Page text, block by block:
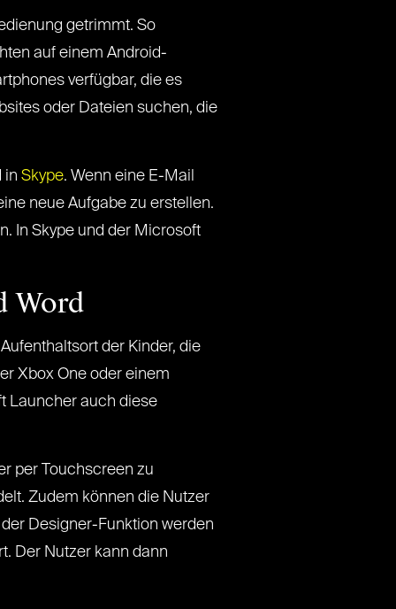
getrimmt. So
auf einem Android-
verfügbar, die es
oder Dateien suchen, die
in Skype. Wenn eine E-Mail
neue Aufgabe zu erstellen.
In Skype und der Microsoft
Word
der Kinder, die
Xbox One oder einem
Launcher auch diese
per Touchscreen zu
Zudem können die Nutzer
Designer-Funktion werden
Der Nutzer kann dann